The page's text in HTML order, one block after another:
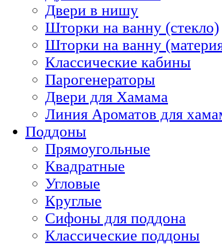
Двери в нишу
Шторки на ванну (стекло)
Шторки на ванну
Классические кабины
Парогенераторы
Двери для Хамама
Линия Ароматов для
Поддоны
Прямоугольные
Квадратные
Угловые
Круглые
Сифоны для поддона
Классические поддоны